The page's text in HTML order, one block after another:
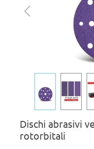
Dischi abrasivi
rotorbitali